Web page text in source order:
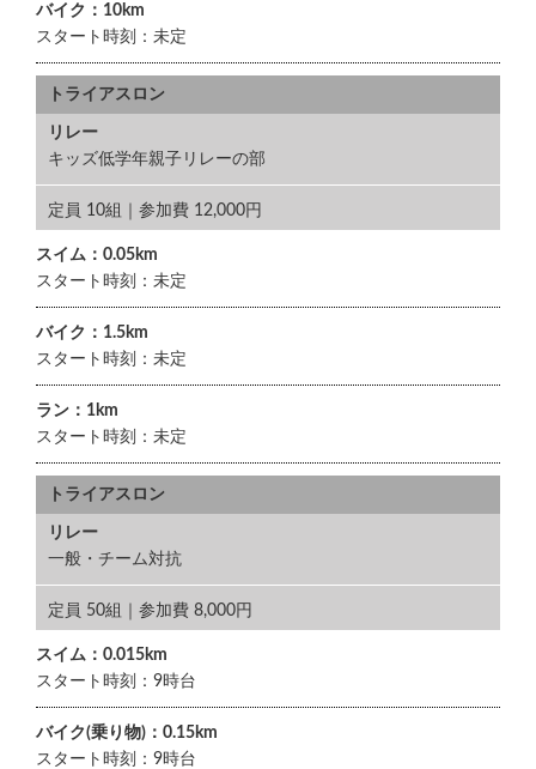
バイク：10km
スタート時刻：未定
トライアスロン
リレー
キッズ低学年親子リレーの部
定員 10組｜参加費 12,000円
スイム：0.05km
スタート時刻：未定
バイク：1.5km
スタート時刻：未定
ラン：1km
スタート時刻：未定
トライアスロン
リレー
一般・チーム対抗
定員 50組｜参加費 8,000円
スイム：0.015km
スタート時刻：9時台
バイク(乗り物)：0.15km
スタート時刻：9時台